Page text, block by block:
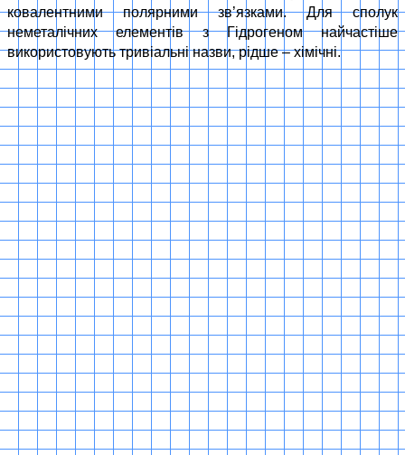
ковалентними полярними зв’язками. Для сполук
неметалічних елементів з Гідрогеном найчастіше
використовують тривіальні назви, рідше – хімічні.